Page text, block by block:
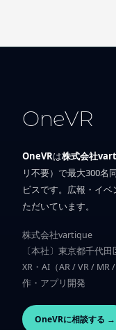
OneVR
OneVRは株式会社
リ不要）で最大300名
ビスです。広報・イ
ただいています。
株式会社vartique
〔本社〕東京都千代
XR・AI（AR / VR /
作・アプリ開発
OneVRに相談する →